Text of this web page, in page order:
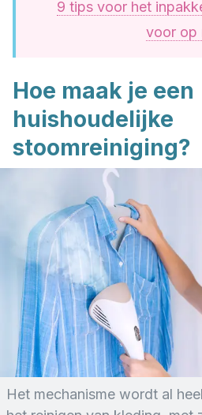
9 tips voor het
voor op
Hoe maak je een
huishoudelijke
stoomreiniging?
Het mechanisme wordt al